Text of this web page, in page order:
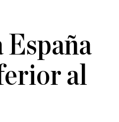
al